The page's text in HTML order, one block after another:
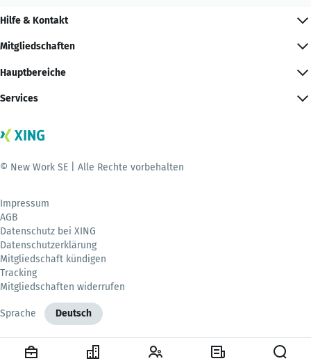
Hilfe & Kontakt
Mitgliedschaften
Hauptbereiche
Services
© New Work SE | Alle Rechte vorbehalten
Impressum
AGB
Datenschutz bei XING
Datenschutzerklärung
Mitgliedschaft kündigen
Tracking
Mitgliedschaften widerrufen
Sprache Deutsch